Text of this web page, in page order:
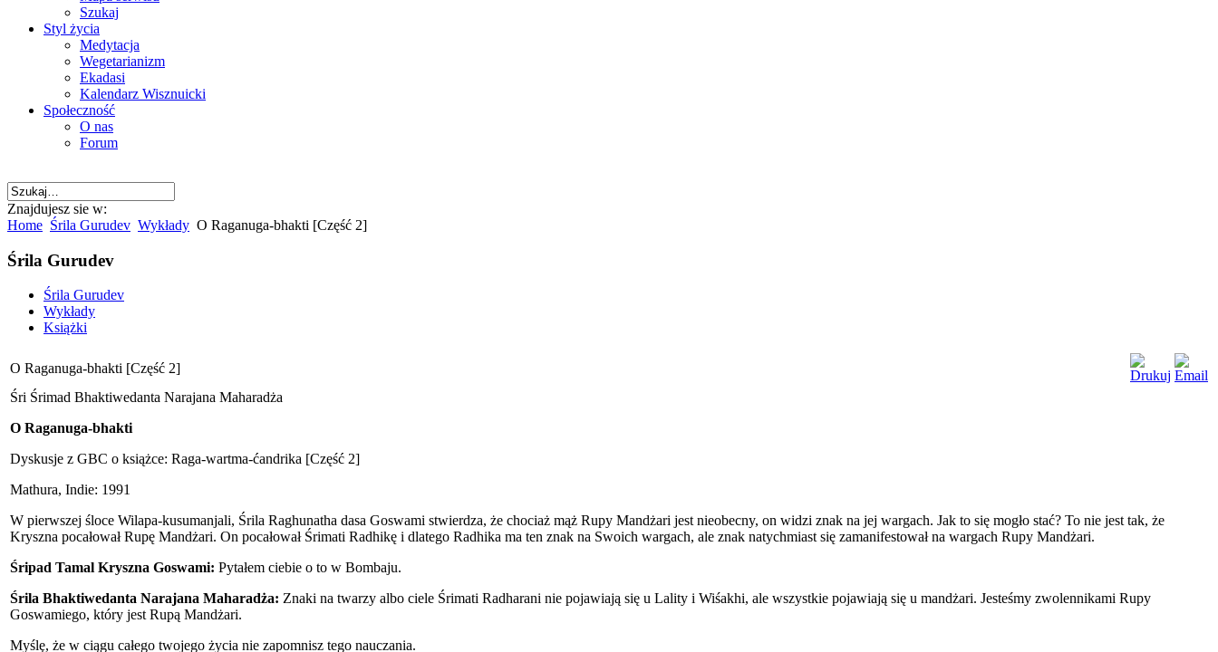
Szukaj
Styl życia
Medytacja
Wegetarianizm
Ekadasi
Kalendarz Wisznuicki
Społeczność
O nas
Forum
Znajdujesz sie w:
Home Śrila Gurudev Wykłady O Raganuga-bhakti [Część 2]
Śrila Gurudev
Śrila Gurudev
Wykłady
Książki
O Raganuga-bhakti [Część 2]
Śri Śrimad Bhaktiwedanta Narajana Maharadża
O Raganuga-bhakti
Dyskusje z GBC o książce: Raga-wartma-ćandrika [Część 2]
Mathura, Indie: 1991
W pierwszej śloce Wilapa-kusumanjali, Śrila Raghunatha dasa Goswami stwierdza, że chociaż mąż Rupy Mandżari jest nieobecny, on widzi znak na jej wargach. Jak to się mogło stać? To nie jest tak, że
Kryszna pocałował Rupę Mandżari. On pocałował Śrimati Radhikę i dlatego Radhika ma ten znak na Swoich wargach, ale znak natychmiast się zamanifestował na wargach Rupy Mandżari.
Śripad Tamal Kryszna Goswami: Pytałem ciebie o to w Bombaju.
Śrila Bhaktiwedanta Narajana Maharadża: Znaki na twarzy albo ciele Śrimati Radharani nie pojawiają się u Lality i Wiśakhi, ale wszystkie pojawiają się u mandżari. Jesteśmy zwolennikami Rupy
Goswamiego, który jest Rupą Mandżari.
Myślę, że w ciągu całego twojego życia nie zapomnisz tego nauczania.